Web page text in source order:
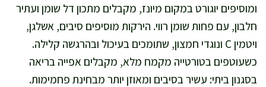
ומוסיפים יוגורט במקום מיונז, מקבלים מתכון דל שומן ועתיר
חלבון, עם פחות שומן רווי. הירקות מוסיפים סיבים, אשלגן,
ויטמין C ונוגדי חמצון, שתומכים בעיכול ובהרגשה קלילה.
כשעוטפים בטורטייה מקמח מלא, מקבלים אפייה בריאה
בסגנון ביתי: עשיר בסיבים ומאוזן יותר מבחינת פחמימות.